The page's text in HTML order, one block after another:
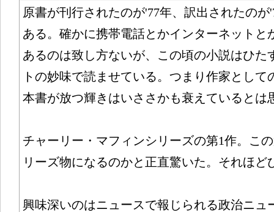
原書が刊行されたのが'77年、訳出されたの
ある。確かに携帯電話とかインターネットと
あるのは致し方ないが、この頃の小説はひた
トの妙味で読ませている。つまり作家とし
本書が放つ輝きはいささかも衰えているとは
チャーリー・マフィンシリーズの第1作。こ
リーズ物になるのかと正直驚いた。それほど
興味深いのはニュースで報じられる政治ニュ